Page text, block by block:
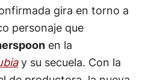
gira en torno a
personaje que
en la
y su secuela. Con la